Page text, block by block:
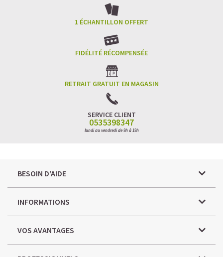
1 ÉCHANTILLON OFFERT
FIDÉLITÉ RÉCOMPENSÉE
RETRAIT GRATUIT EN MAGASIN
SERVICE CLIENT
0535398347
lundi au vendredi de 9h à 19h
BESOIN D'AIDE
INFORMATIONS
VOS AVANTAGES